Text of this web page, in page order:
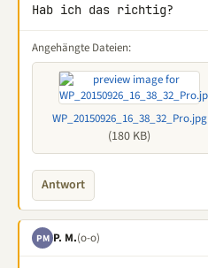
Hab ich das richtig?
Angehängte Dateien:
WP_20150926_16_38_32_Pro.jpg
(180 KB)
Antwort
PM P. M.(o-o)